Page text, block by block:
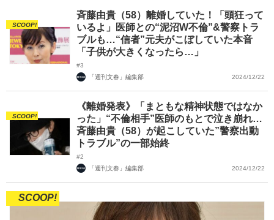
SCOOP!
斉藤由貴（58）離婚していた！「頭狂って
いるよ」医師との“泥沼W不倫”&警察トラ
ブルも…“信者”元夫がこぼしていた本音
「子供が大きくなったら…」
#3
「週刊文春」編集部
2024/12/22
SCOOP!
《離婚発表》「まともな精神状態ではなか
った」“不倫相手”医師のもとで泣き崩れ…
斉藤由貴（58）が起こしていた”警察出動
トラブル”の一部始終
#2
「週刊文春」編集部
2024/12/22
SCOOP!